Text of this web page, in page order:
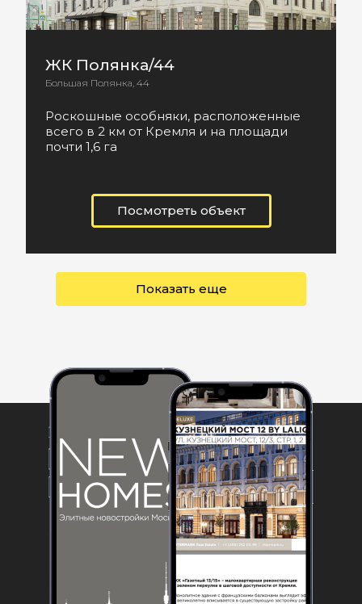
ЖК Полянка/44
Большая Полянка, 44
Роскошные особняки, расположенные
всего в 2 км от Кремля и на площади
почти 1,6 га
Посмотреть объект
Показать еще